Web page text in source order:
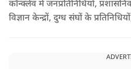
कॉन्क्लेव में जनप्रतिनिधियों,
विज्ञान केन्द्रों, दुग्ध संघों के